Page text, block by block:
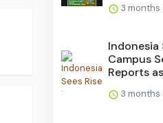
3
Indonesia
Campus
Reports
3